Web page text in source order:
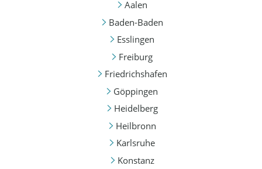
Aalen
Baden-Baden
Esslingen
Freiburg
Friedrichshafen
Göppingen
Heidelberg
Heilbronn
Karlsruhe
Konstanz